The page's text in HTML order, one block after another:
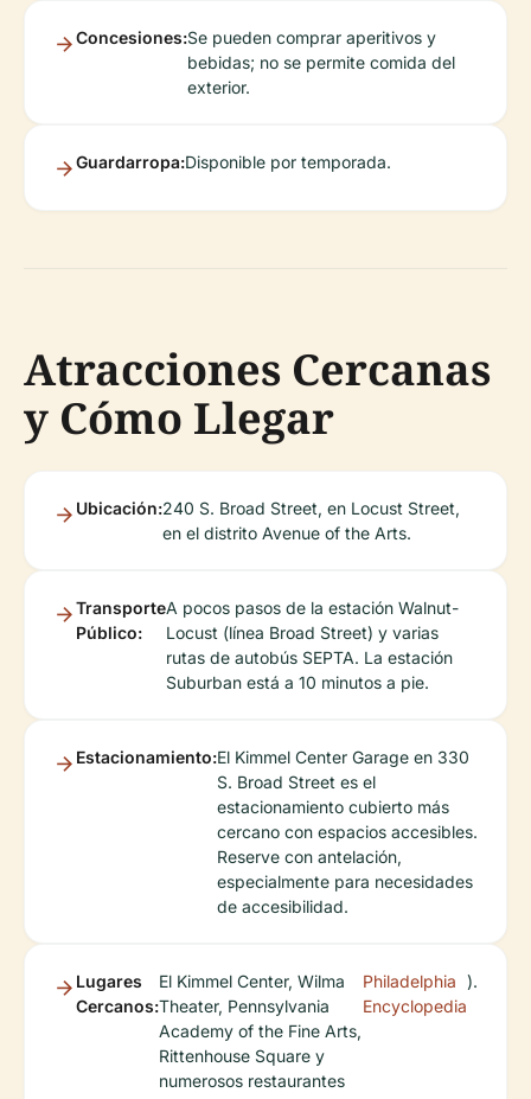
Concesiones:Se pueden comprar aperitivos y
bebidas; no se permite comida del
exterior.
Guardarropa:Disponible por temporada.
Atracciones Cercanas
y Cómo Llegar
Ubicación:240 S. Broad Street, en Locust Street,
en el distrito Avenue of the Arts.
Transporte
Público:
A pocos pasos de la estación Walnut-
Locust (línea Broad Street) y varias
rutas de autobús SEPTA. La estación
Suburban está a 10 minutos a pie.
Estacionamiento:El Kimmel Center Garage en 330
S. Broad Street es el
estacionamiento cubierto más
cercano con espacios accesibles.
Reserve con antelación,
especialmente para necesidades
de accesibilidad.
Lugares
Cercanos:
El Kimmel Center, Wilma
Theater, Pennsylvania
Academy of the Fine Arts,
Rittenhouse Square y
numerosos restaurantes
Philadelphia
Encyclopedia
).